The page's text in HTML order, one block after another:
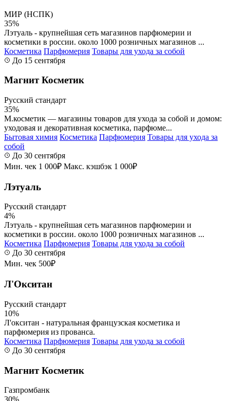
МИР (НСПК)
35%
Лэтуаль - крупнейшая сеть магазинов парфюмерии и
косметики в россии. около 1000 розничных магазинов ...
Косметика Парфюмерия Товары для ухода за собой
До 15 сентября
Магнит Косметик
Русский стандарт
35%
М.косметик — магазины товаров для ухода за собой и домом:
уходовая и декоративная косметика, парфюме...
Бытовая химия Косметика Парфюмерия Товары для ухода за
собой
До 30 сентября
Мин. чек 1 000₽ Макс. кэшбэк 1 000₽
Лэтуаль
Русский стандарт
4%
Лэтуаль - крупнейшая сеть магазинов парфюмерии и
косметики в россии. около 1000 розничных магазинов ...
Косметика Парфюмерия Товары для ухода за собой
До 30 сентября
Мин. чек 500₽
Л'Окситан
Русский стандарт
10%
Л'окситан - натуральная французская косметика и
парфюмерия из прованса.
Косметика Парфюмерия Товары для ухода за собой
До 30 сентября
Магнит Косметик
Газпромбанк